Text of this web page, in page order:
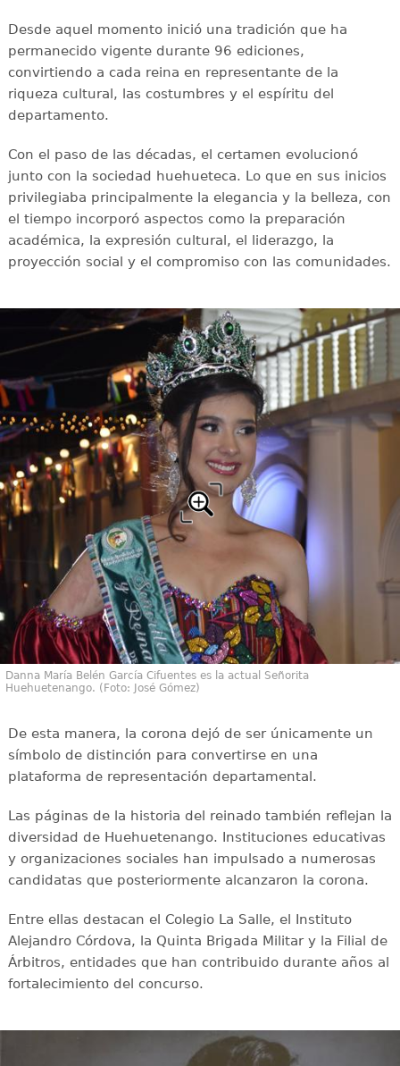
Desde aquel momento inició una tradición que ha
permanecido vigente durante 96 ediciones,
convirtiendo a cada reina en representante de la
riqueza cultural, las costumbres y el espíritu del
departamento.
Con el paso de las décadas, el certamen evolucionó
junto con la sociedad huehueteca. Lo que en sus inicios
privilegiaba principalmente la elegancia y la belleza, con
el tiempo incorporó aspectos como la preparación
académica, la expresión cultural, el liderazgo, la
proyección social y el compromiso con las comunidades.
Danna María Belén García Cifuentes es la actual Señorita
Huehuetenango. (Foto: José Gómez)
De esta manera, la corona dejó de ser únicamente un
símbolo de distinción para convertirse en una
plataforma de representación departamental.
Las páginas de la historia del reinado también reflejan la
diversidad de Huehuetenango. Instituciones educativas
y organizaciones sociales han impulsado a numerosas
candidatas que posteriormente alcanzaron la corona.
Entre ellas destacan el Colegio La Salle, el Instituto
Alejandro Córdova, la Quinta Brigada Militar y la Filial de
Árbitros, entidades que han contribuido durante años al
fortalecimiento del concurso.